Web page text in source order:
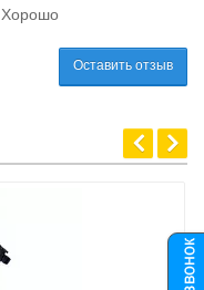
Хорошо
Оставить отзыв